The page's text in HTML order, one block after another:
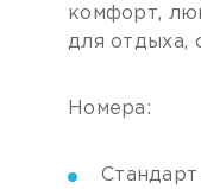
комфорт,
для отдыха,
Номера: